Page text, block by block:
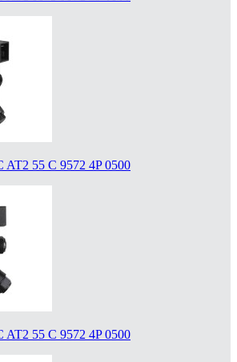
AT2 55 C 9572 4P 0500
AT2 55 C 9572 4P 0500